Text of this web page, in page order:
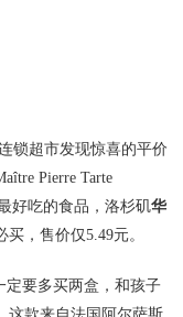
锁超市发现惊喜的平价
Pierre Tarte
好吃的食品，洛杉矶华
，售价仅5.49元。
定要多买两盒，和孩子
这款来自法国阿尔萨斯